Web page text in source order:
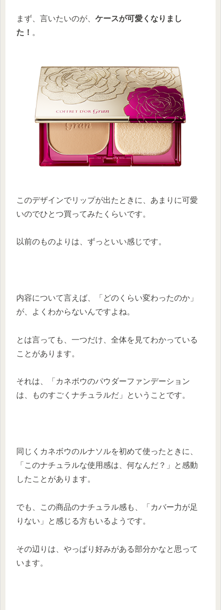
まず、言いたいのが、 ケースが可愛くなりまし
た！ 。
このデザインでリップが出たときに、あまりに可愛
いのでひとつ買ってみたくらいです。
以前のものよりは、ずっといい感じです。
内容について言えば、「どのくらい変わったのか」
が、よくわからないんですよね。
とは言っても、一つだけ、全体を見てわかっている
ことがあります。
それは、
「カネボウのパウダーファンデーション
は、ものすごくナチュラルだ」
ということです。
同じくカネボウのルナソルを初めて使ったときに、
「このナチュラルな使用感は、何なんだ？」と感動
したことがあります。
でも、この商品のナチュラル感も、「カバー力が足
りない」と感じる方もいるようです。
その辺りは、やっぱり好みがある部分かなと思って
います。